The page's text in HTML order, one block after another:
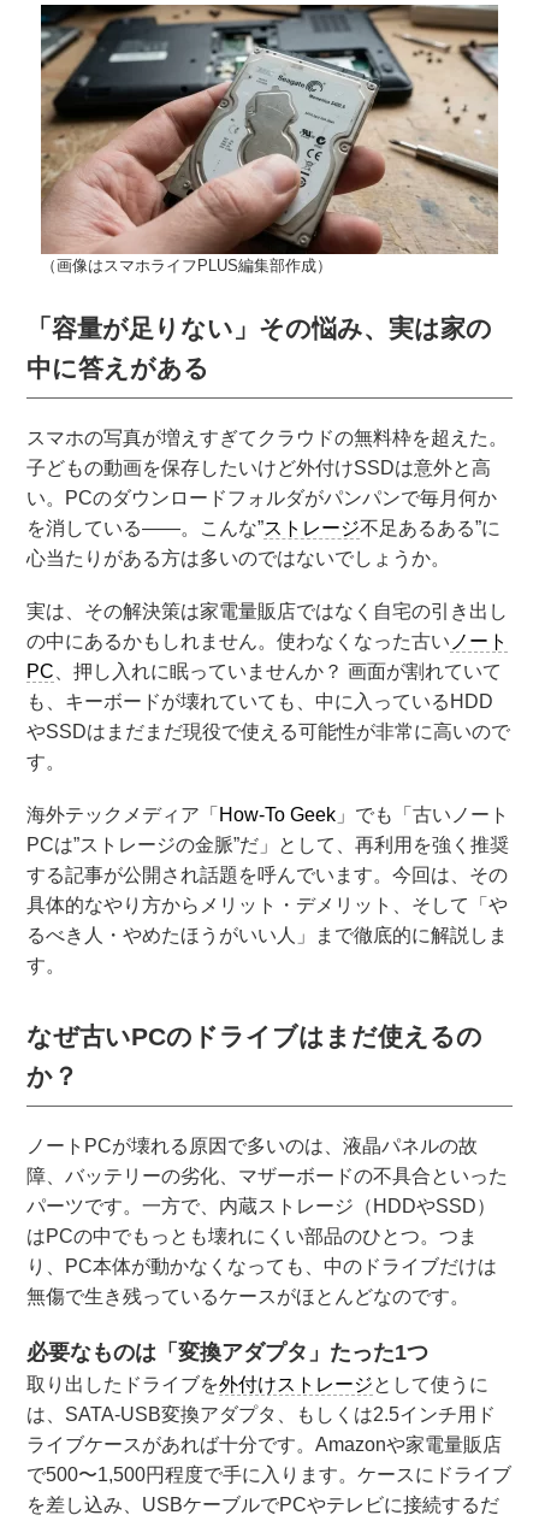
（画像はスマホライフPLUS編集部作成）
「容量が足りない」その悩み、実は家の
中に答えがある
スマホの写真が増えすぎてクラウドの無料枠を超えた。
子どもの動画を保存したいけど外付けSSDは意外と高
い。PCのダウンロードフォルダがパンパンで毎月何か
を消している——。こんな”ストレージ不足あるある”に
心当たりがある方は多いのではないでしょうか。
実は、その解決策は家電量販店ではなく自宅の引き出し
の中にあるかもしれません。使わなくなった古い ノート
PC 、押し入れに眠っていませんか？ 画面が割れていて
も、キーボードが壊れていても、中に入っているHDD
やSSDはまだまだ現役で使える可能性が非常に高いので
す。
海外テックメディア「 How-To Geek 」でも「古いノート
PCは”ストレージの金脈”だ」として、再利用を強く推奨
する記事が公開され話題を呼んでいます。今回は、その
具体的なやり方からメリット・デメリット、そして「や
るべき人・やめたほうがいい人」まで徹底的に解説しま
す。
なぜ古いPCのドライブはまだ使えるの
か？
ノートPCが壊れる原因で多いのは、液晶パネルの故
障、バッテリーの劣化、マザーボードの不具合といった
パーツです。一方で、内蔵ストレージ（HDDやSSD）
はPCの中でもっとも壊れにくい部品のひとつ。つま
り、PC本体が動かなくなっても、中のドライブだけは
無傷で生き残っているケースがほとんどなのです。
必要なものは「変換アダプタ」たった1つ
取り出したドライブを外付けストレージとして使うに
は、SATA-USB変換アダプタ、もしくは2.5インチ用ド
ライブケースがあれば十分です。Amazonや家電量販店
で500〜1,500円程度で手に入ります。ケースにドライブ
を差し込み、USBケーブルでPCやテレビに接続するだ